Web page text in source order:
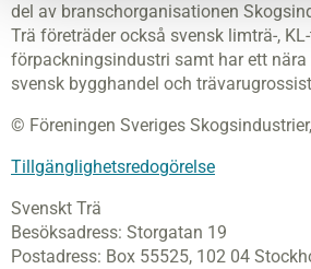
del av branschorganisationen
Trä företräder också svensk limträ-,
förpackningsindustri samt har ett nära
svensk bygghandel och
© Föreningen Sveriges
Tillgänglighetsredogörelse
Svenskt Trä
Besöksadress: Storgatan 19
Postadress: Box 55525, 102 04